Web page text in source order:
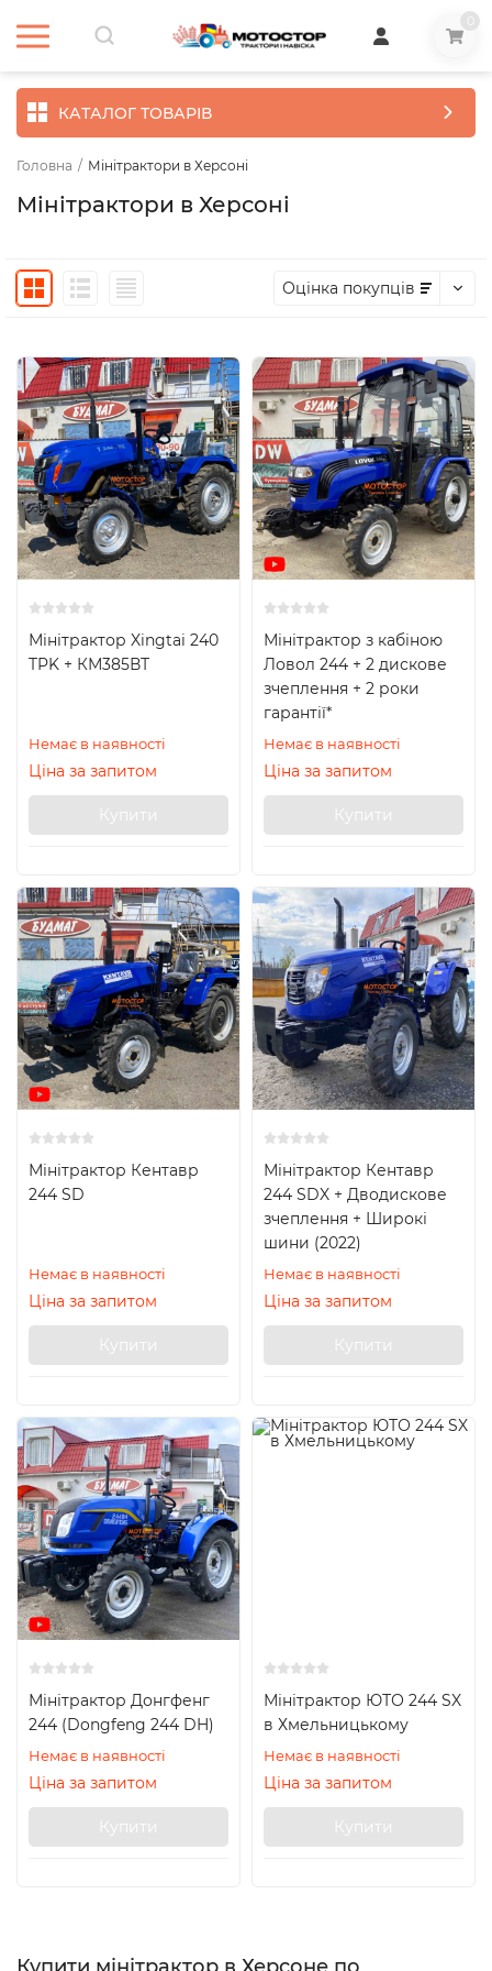
КАТАЛОГ ТОВАРІВ
Головна / Мінітрактори в Херсоні
Мінітрактори в Херсоні
Оцінка покупців
Мінітрактор Xingtai 240
TPK + КМ385ВТ
Немає в наявності
Ціна за запитом
Купити
Мінітрактор з кабіною
Ловол 244 + 2 дискове
зчеплення + 2 роки
гарантії*
Немає в наявності
Ціна за запитом
Купити
Мінітрактор Кентавр
244 SD
Немає в наявності
Ціна за запитом
Купити
Мінітрактор Кентавр
244 SDX + Дводискове
зчеплення + Широкі
шини (2022)
Немає в наявності
Ціна за запитом
Купити
Мінітрактор Донгфенг
244 (Dongfeng 244 DH)
Немає в наявності
Ціна за запитом
Купити
Мінітрактор ЮТО 244 SX
в Хмельницькому
Немає в наявності
Ціна за запитом
Купити